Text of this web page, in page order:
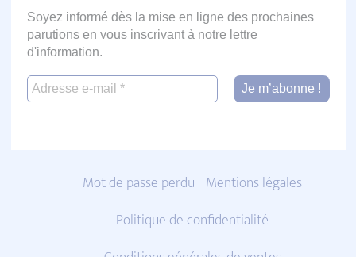
Soyez informé dès la mise en ligne des prochaines
parutions en vous inscrivant à notre lettre
d'information.
Mot de passe perdu Mentions légales
Politique de confidentialité